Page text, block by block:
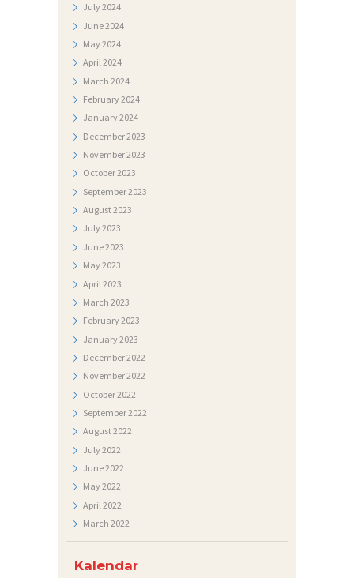
July2024
June2024
May2024
April2024
March 2024
February2024
January2024
December2023
November2023
October2023
September2023
August2023
July2023
June2023
May2023
April 2023
March 2023
February2023
January2023
December2022
November2022
October2022
September2022
August2022
July2022
June2022
May2022
April 2022
March 2022
Kalendar